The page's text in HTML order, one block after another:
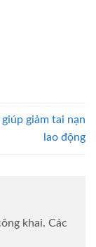
giảm tai nạn
lao động
khai. Các